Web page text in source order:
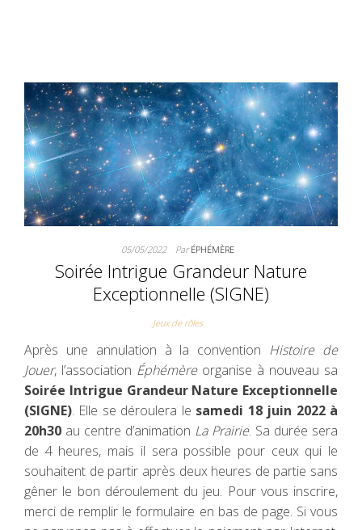
05/05/2022 ParÉPHÉMÈRE
Soirée Intrigue Grandeur Nature
Exceptionnelle (SIGNE)
Jeux de rôles
Après une annulation à la convention Histoire de
Jouer, l’association Éphémèreorganise à nouveau sa
Soirée Intrigue Grandeur Nature Exceptionnelle
(SIGNE). Elle se déroulera le samedi 18 juin 2022 à
20h30 au centre d’animation La Prairie. Sa durée sera
de 4 heures, mais il sera possible pour ceux qui le
souhaitent de partir après deux heures de partie sans
gêner le bon déroulement du jeu. Pour vous inscrire,
merci de remplir le formulaire en bas de page. Si vous